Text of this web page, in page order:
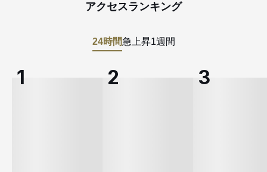
アクセスランキング
24時間急上昇1週間